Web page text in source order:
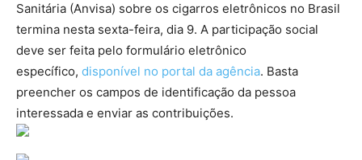
Sanitária (Anvisa) sobre os cigarros eletrônicos no Brasil
termina nesta sexta-feira, dia 9. A participação social
deve ser feita pelo formulário eletrônico
específico, disponível no portal da agência. Basta
preencher os campos de identificação da pessoa
interessada e enviar as contribuições.